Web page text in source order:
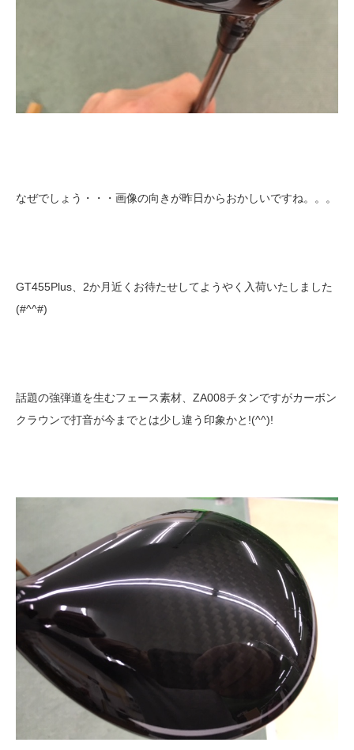
なぜでしょう・・・画像の向きが昨日からおかしいですね。。。
GT455Plus、2か月近くお待たせしてようやく入荷いたしました
(#^^#)
話題の強弾道を生むフェース素材、ZA008チタンですがカーボン
クラウンで打音が今までとは少し違う印象かと!(^^)!